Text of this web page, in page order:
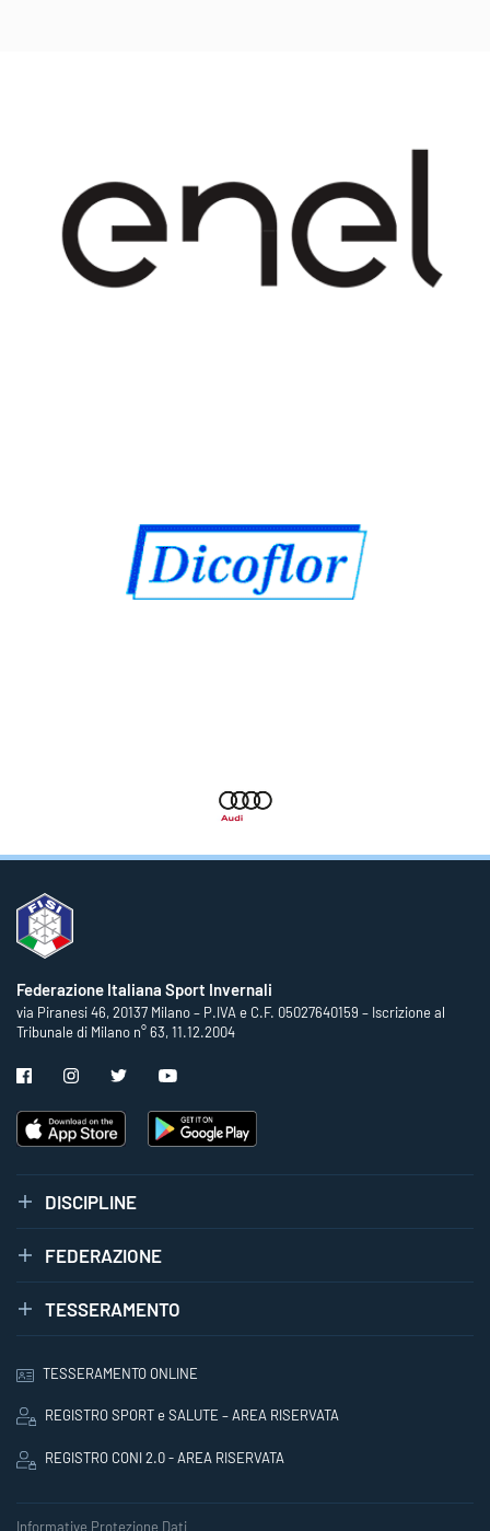
Federazione Italiana Sport Invernali
via Piranesi 46, 20137 Milano – P.IVA e C.F. 05027640159 – Iscrizione al
Tribunale di Milano n° 63, 11.12.2004
DISCIPLINE
FEDERAZIONE
TESSERAMENTO
TESSERAMENTO ONLINE
REGISTRO SPORT e SALUTE – AREA RISERVATA
REGISTRO CONI 2.0 - AREA RISERVATA
Informative Protezione Dati